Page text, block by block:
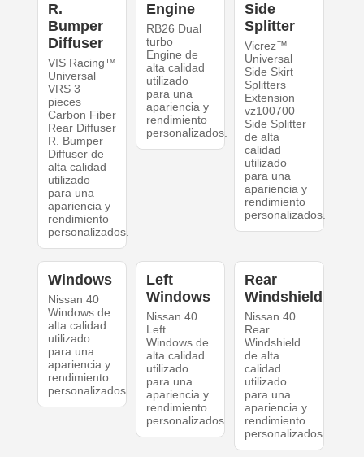
R.
Bumper
Diffuser
VIS Racing™
Universal
VRS 3
pieces
Carbon Fiber
Rear Diffuser
R. Bumper
Diffuser de
alta calidad
utilizado
para una
apariencia y
rendimiento
personalizados.
Engine
RB26 Dual
turbo
Engine de
alta calidad
utilizado
para una
apariencia y
rendimiento
personalizados.
Side
Splitter
Vicrez™
Universal
Side Skirt
Splitters
Extension
vz100700
Side Splitter
de alta
calidad
utilizado
para una
apariencia y
rendimiento
personalizados.
Windows
Nissan 40
Windows de
alta calidad
utilizado
para una
apariencia y
rendimiento
personalizados.
Left
Windows
Nissan 40
Left
Windows de
alta calidad
utilizado
para una
apariencia y
rendimiento
personalizados.
Rear
Windshield
Nissan 40
Rear
Windshield
de alta
calidad
utilizado
para una
apariencia y
rendimiento
personalizados.